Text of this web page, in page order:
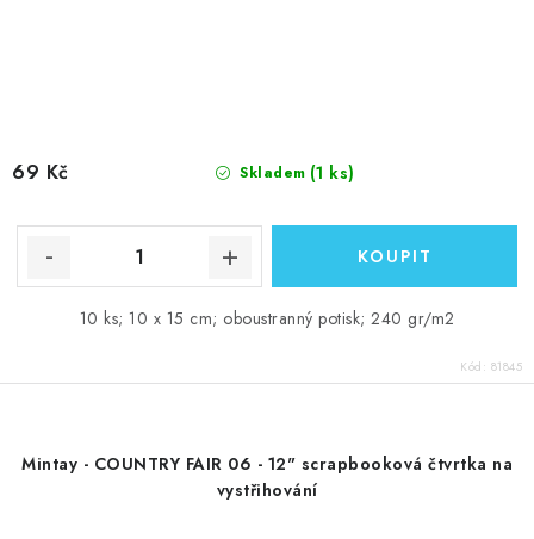
Skladem (1 ks)
69 Kč
10 ks; 10 x 15 cm; oboustranný potisk; 240 gr/m2
Kód: 81845
Mintay - COUNTRY FAIR 06 - 12" scrapbooková čtvrtka na
vystřihování